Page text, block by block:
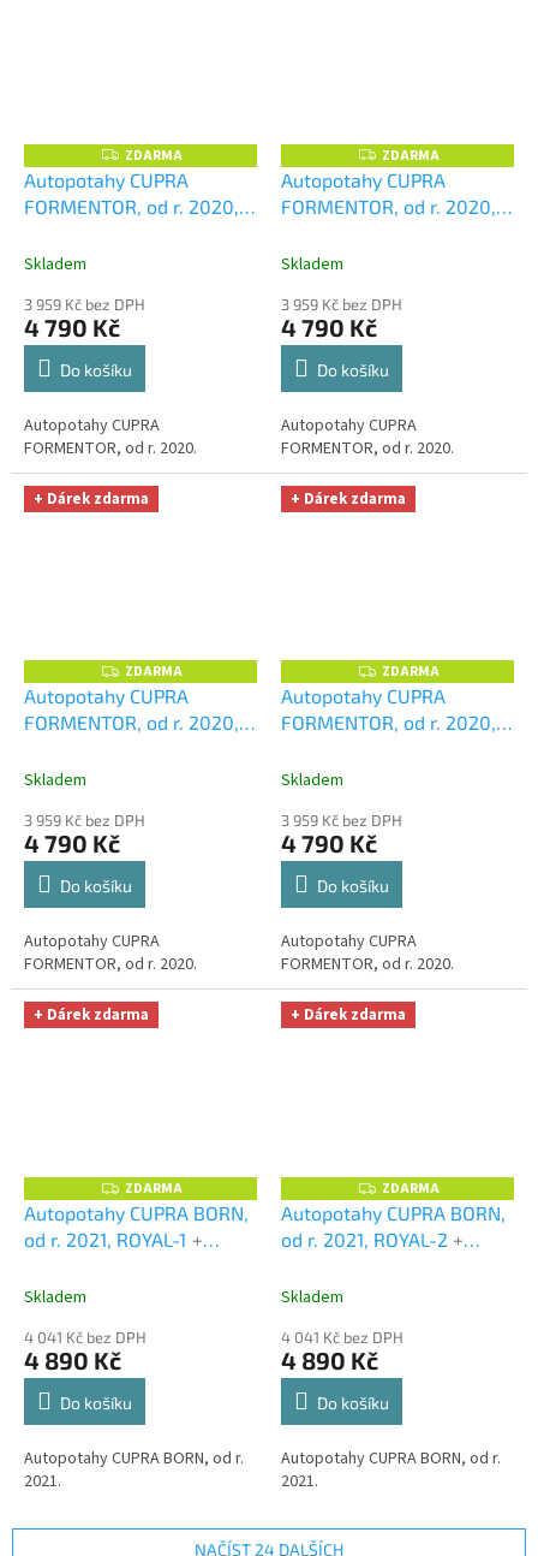
Z
D
A
R
ZDARMA
Autopotahy CUPRA
FORMENTOR, od r. 2020,
UNIVERZÁL utěrka z
Microfiber zdarma v
hodnotě 299,-Kč
Skladem
3 959 Kč bez DPH
4 790 Kč
Do košíku
Autopotahy CUPRA
FORMENTOR, od r. 2020.
Z
D
A
R
ZDARMA
Autopotahy CUPRA
FORMENTOR, od r. 2020,
UNIVERZÁL utěrka z
Microfiber zdarma v
hodnotě 299,-Kč
Skladem
3 959 Kč bez DPH
4 790 Kč
Do košíku
Autopotahy CUPRA
FORMENTOR, od r. 2020.
+ Dárek zdarma
Z
D
A
R
ZDARMA
Autopotahy CUPRA
FORMENTOR, od r. 2020,
UNIVERZÁL utěrka z
Microfiber zdarma v
hodnotě 299,-Kč
Skladem
3 959 Kč bez DPH
4 790 Kč
Do košíku
Autopotahy CUPRA
FORMENTOR, od r. 2020.
+ Dárek zdarma
Z
D
A
R
ZDARMA
Autopotahy CUPRA
FORMENTOR, od r. 2020,
UNIVERZÁL utěrka z
Microfiber zdarma v
hodnotě 299,-Kč
Skladem
3 959 Kč bez DPH
4 790 Kč
Do košíku
Autopotahy CUPRA
FORMENTOR, od r. 2020.
+ Dárek zdarma
Z
D
A
R
ZDARMA
Autopotahy CUPRA BORN,
od r. 2021, ROYAL-1 +
mikrovlákna velká Smart
hodnotě 299,-Kč
Skladem
4 041 Kč bez DPH
4 890 Kč
Do košíku
Autopotahy CUPRA BORN, od r.
2021.
+ Dárek zdarma
Z
D
A
R
ZDARMA
Autopotahy CUPRA BORN,
od r. 2021, ROYAL-2 +
mikrovlákna velká Smart
hodnotě 299,-Kč
Skladem
4 041 Kč bez DPH
4 890 Kč
Do košíku
Autopotahy CUPRA BORN, od r.
2021.
NAČÍST 24 DALŠÍCH